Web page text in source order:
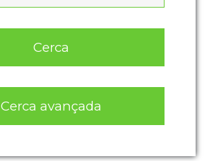
Cerca
Cerca avançada